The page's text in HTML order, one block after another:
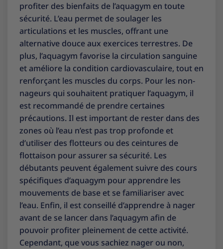
profiter des bienfaits de l’aquagym en toute
sécurité. L’eau permet de soulager les
articulations et les muscles, offrant une
alternative douce aux exercices terrestres. De
plus, l’aquagym favorise la circulation sanguine
et améliore la condition cardiovasculaire, tout en
renforçant les muscles du corps. Pour les non-
nageurs qui souhaitent pratiquer l’aquagym, il
est recommandé de prendre certaines
précautions. Il est important de rester dans des
zones où l’eau n’est pas trop profonde et
d’utiliser des flotteurs ou des ceintures de
flottaison pour assurer sa sécurité. Les
débutants peuvent également suivre des cours
spécifiques d’aquagym pour apprendre les
mouvements de base et se familiariser avec
l’eau. Enfin, il est conseillé d’apprendre à nager
avant de se lancer dans l’aquagym afin de
pouvoir profiter pleinement de cette activité.
Cependant, que vous sachiez nager ou non,